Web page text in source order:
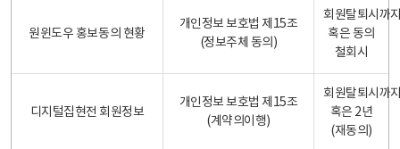
원윈도우 홍보동의 현황
개인정보 보호법 제15조
(정보주체 동의)
회원탈퇴시까
혹은 동의
철회시
디지털집현전 회원정보
개인정보 보호법 제15조
(계약의이행)
회원탈퇴시까
혹은 2년
(재동의)